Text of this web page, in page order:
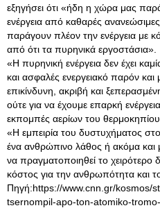
εξηγήσει ότι «ήδη η χώρα μας
ενέργεια από καθαρές
παράγουν πλέον την ενέργεια με
από ότι τα πυρηνικά εργοστάσια».
«Η πυρηνική ενέργεια δεν έχει
και ασφαλές ενεργειακό παρόν και
επικίνδυνη, ακριβή και
ούτε για να έχουμε επαρκή
εκπομπές αερίων του
«Η εμπειρία του δυστυχήματος
ένα ανθρώπινο λάθος ή ακόμα και
να πραγματοποιηθεί το χειρότερο
κόστος για την ανθρωπότητα και
Πηγή:https://www.cnn.gr/kosmos/
tsernompil-apo-ton-atomiko-